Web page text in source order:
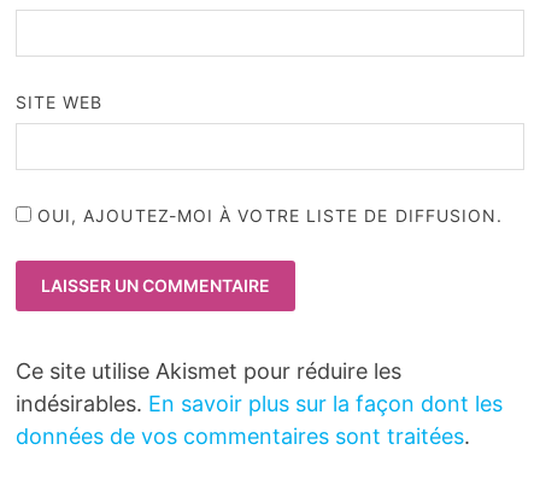
SITE WEB
OUI, AJOUTEZ-MOI À VOTRE LISTE DE DIFFUSION.
Ce site utilise Akismet pour réduire les
indésirables. En savoir plus sur la façon dont les
données de vos commentaires sont traitées.